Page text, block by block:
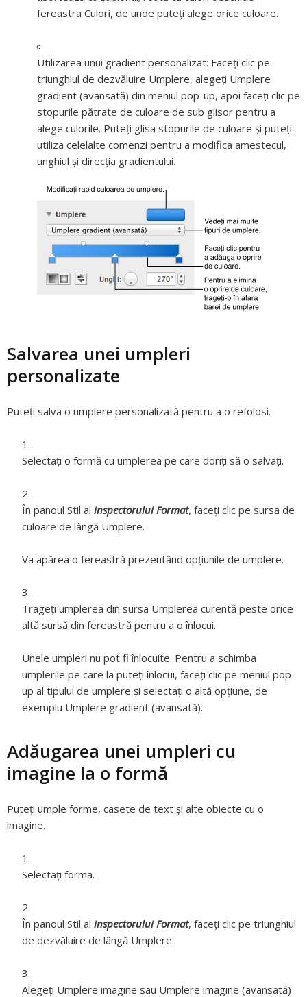
fereastra Culori, de unde puteți alege orice culoare.
Utilizarea unui gradient personalizat: Faceți clic pe
triunghiul de dezvăluire Umplere, alegeți Umplere
gradient (avansată) din meniul pop-up, apoi faceți clic pe
stopurile pătrate de culoare de sub glisor pentru a
alege culorile. Puteți glisa stopurile de culoare și puteți
utiliza celelalte comenzi pentru a modifica amestecul,
unghiul și direcția gradientului.
Salvarea unei umpleri
personalizate
Puteți salva o umplere personalizată pentru a o refolosi.
Selectați o formă cu umplerea pe care doriți să o salvați.
În panoul Stil al inspectorului Format, faceți clic pe sursa de
culoare de lângă Umplere.
Va apărea o fereastră prezentând opțiunile de umplere.
Trageți umplerea din sursa Umplerea curentă peste orice
altă sursă din fereastră pentru a o înlocui.
Unele umpleri nu pot fi înlocuite. Pentru a schimba
umplerile pe care la puteți înlocui, faceți clic pe meniul pop-
up al tipului de umplere și selectați o altă opțiune, de
exemplu Umplere gradient (avansată).
Adăugarea unei umpleri cu
imagine la o formă
Puteți umple forme, casete de text și alte obiecte cu o
imagine.
Selectați forma.
În panoul Stil al inspectorului Format, faceți clic pe triunghiul
de dezvăluire de lângă Umplere.
Alegeți Umplere imagine sau Umplere imagine (avansată)